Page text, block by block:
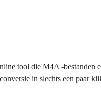
tool die M4A -bestanden
in slechts een paar